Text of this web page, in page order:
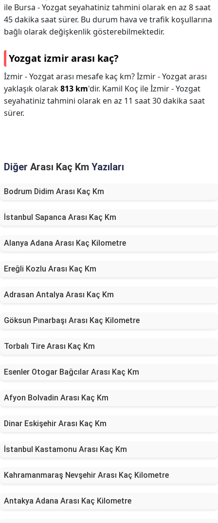
ile Bursa - Yozgat seyahatiniz tahmini olarak en az 8 saat
45 dakika saat sürer. Bu durum hava ve trafik koşullarına
bağlı olarak değişkenlik gösterebilmektedir.
Yozgat izmir arası kaç?
İzmir - Yozgat arası mesafe kaç km? İzmir - Yozgat arası
yaklaşık olarak813 km'dir. Kamil Koç ile İzmir - Yozgat
seyahatiniz tahmini olarak en az 11 saat 30 dakika saat
sürer.
Diğer Arası Kaç Km Yazıları
Bodrum Didim Arası Kaç Km
İstanbul Sapanca Arası Kaç Km
Alanya Adana Arası Kaç Kilometre
Ereğli Kozlu Arası Kaç Km
Adrasan Antalya Arası Kaç Km
Göksun Pınarbaşı Arası Kaç Kilometre
Torbalı Tire Arası Kaç Km
Esenler Otogar Bağcılar Arası Kaç Km
Afyon Bolvadin Arası Kaç Km
Dinar Eskişehir Arası Kaç Km
İstanbul Kastamonu Arası Kaç Km
Kahramanmaraş Nevşehir Arası Kaç Kilometre
Antakya Adana Arası Kaç Kilometre